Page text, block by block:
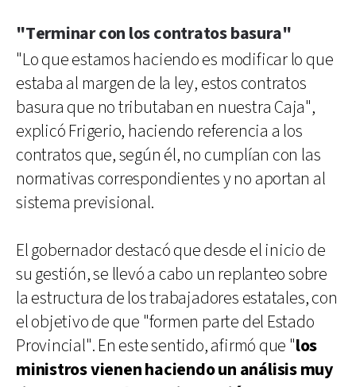
"Terminar con los contratos basura"
"Lo que estamos haciendo es modificar lo que
estaba al margen de la ley, estos contratos
basura que no tributaban en nuestra Caja",
explicó Frigerio, haciendo referencia a los
contratos que, según él, no cumplían con las
normativas correspondientes y no aportan al
sistema previsional.
El gobernador destacó que desde el inicio de
su gestión, se llevó a cabo un replanteo sobre
la estructura de los trabajadores estatales, con
el objetivo de que "formen parte del Estado
Provincial". En este sentido, afirmó que "los
ministros vienen haciendo un análisis muy